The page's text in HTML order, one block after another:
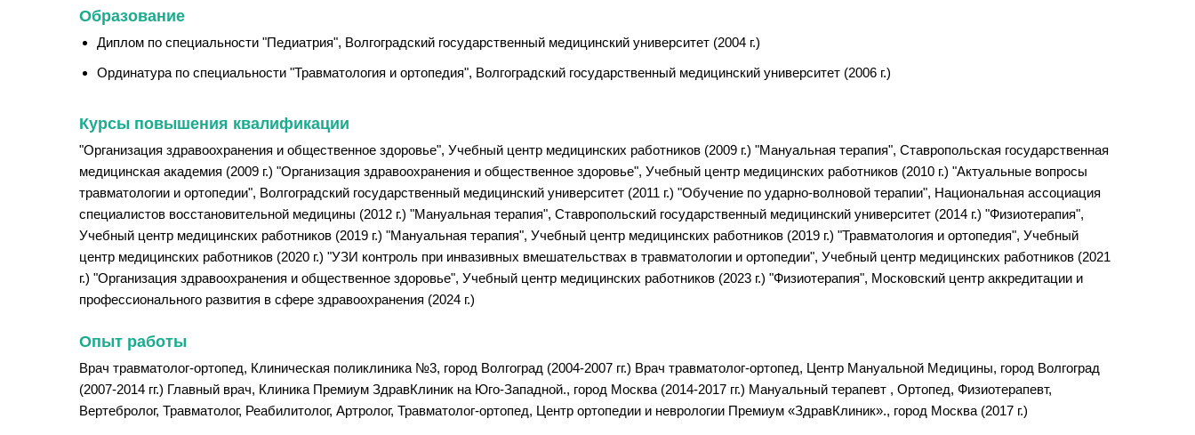
Образование
Диплом по специальности "Педиатрия", Волгоградский государственный медицинский университет (2004 г.)
Ординатура по специальности "Травматология и ортопедия", Волгоградский государственный медицинский университет (2006 г.)
Курсы повышения квалификации
"Организация здравоохранения и общественное здоровье", Учебный центр медицинских работников (2009 г.) "Мануальная терапия", Ставропольская государственная
медицинская академия (2009 г.) "Организация здравоохранения и общественное здоровье", Учебный центр медицинских работников (2010 г.) "Актуальные вопросы
травматологии и ортопедии", Волгоградский государственный медицинский университет (2011 г.) "Обучение по ударно-волновой терапии", Национальная ассоциация
специалистов восстановительной медицины (2012 г.) "Мануальная терапия", Ставропольский государственный медицинский университет (2014 г.) "Физиотерапия",
Учебный центр медицинских работников (2019 г.) "Мануальная терапия", Учебный центр медицинских работников (2019 г.) "Травматология и ортопедия", Учебный
центр медицинских работников (2020 г.) "УЗИ контроль при инвазивных вмешательствах в травматологии и ортопедии", Учебный центр медицинских работников (2021
г.) "Организация здравоохранения и общественное здоровье", Учебный центр медицинских работников (2023 г.) "Физиотерапия", Московский центр аккредитации и
профессионального развития в сфере здравоохранения (2024 г.)
Опыт работы
Врач травматолог-ортопед, Клиническая поликлиника №3, город Волгоград (2004-2007 гг.) Врач травматолог-ортопед, Центр Мануальной Медицины, город Волгоград
(2007-2014 гг.) Главный врач, Клиника Премиум ЗдравКлиник на Юго-Западной., город Москва (2014-2017 гг.) Мануальный терапевт , Ортопед, Физиотерапевт,
Вертебролог, Травматолог, Реабилитолог, Артролог, Травматолог-ортопед, Центр ортопедии и неврологии Премиум «ЗдравКлиник»., город Москва (2017 г.)